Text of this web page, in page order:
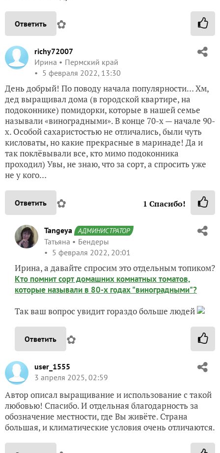
Ответить ✿
richy72007
Ирина
Пермский край
5 февраля 2022, 13:30
День добрый! По поводу начала популярности… Хм,
дед выращивал дома (в городской квартире, на
подоконнике) помидорки, которые в нашей семье
называли «виноградными». В конце 70-х — начале 90-
х. Особой сахаристостью не отличались, были чуть
кисловаты, но какие прекрасные в маринаде! Да и
так поклёвывали все, кто мимо подоконника
проходил) Увы, не знаю, что за сорт, а спросить уже
не у кого…
Ответить ✿ 1 Спасибо!
Tangeya АДМИНИСТРАТОР
Татьяна
Бендеры
5 февраля 2022, 20:01
Ирина, а давайте спросим это отдельным топиком?
Кто помнит сорт домашних комнатных томатов,
которые называли в 80-х годах "виноградными"?
Так ваш вопрос увидит гораздо больше людей
Ответить ✿
user_1555
3 апреля 2025, 02:59
Автор описал выращивание и использование с такой
любовью! Спасибо. И отдельная благодарность за
обозначение местности, где Вы живёте. Страна
большая, и климатические условия очень отличаются.